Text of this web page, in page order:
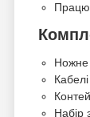
Ножне
Набір